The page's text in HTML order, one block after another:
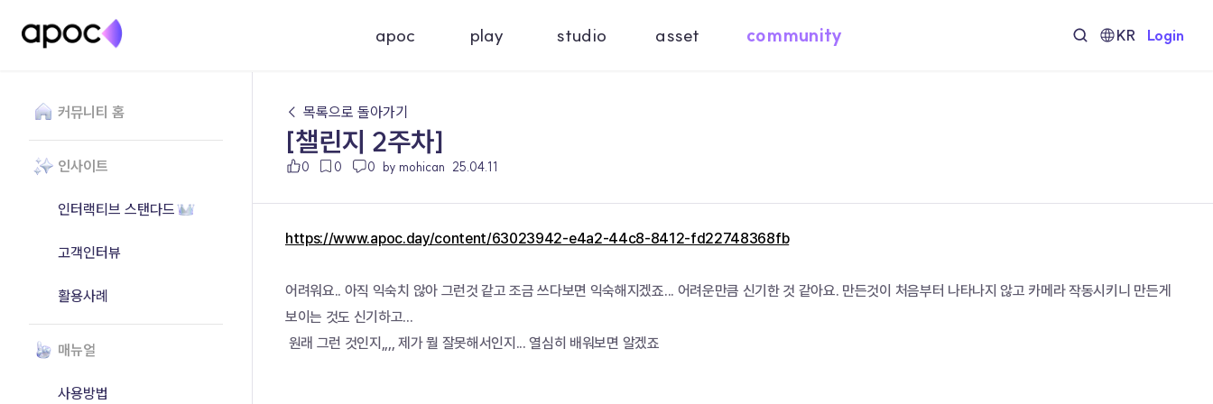
apoc play studio asset community KR Login
커뮤니티 홈
인사이트
인터랙티브 스탠다드
고객인터뷰
활용사례
매뉴얼
사용방법
← 목록으로 돌아가기
[챌린지 2주차]
0 0 0 by mohican 25.04.11
https://www.apoc.day/content/63023942-e4a2-44c8-8412-fd22748368fb
어려워요.. 아직 익숙치 않아 그런것 같고 조금 쓰다보면 익숙해지겠죠... 어려운만큼 신기한 것 같아요. 만든것이 처음부터 나타나지 않고 카메라 작동시키니 만든게
보이는 것도 신기하고...
원래 그런 것인지,,,, 제가 뭘 잘못해서인지... 열심히 배워보면 알겠죠